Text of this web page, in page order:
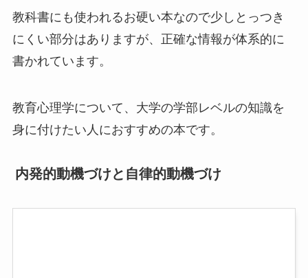
教科書にも使われるお硬い本なので少しとっつき
にくい部分はありますが、正確な情報が体系的に
書かれています。
教育心理学について、大学の学部レベルの知識を
身に付けたい人におすすめの本です。
内発的動機づけと自律的動機づけ